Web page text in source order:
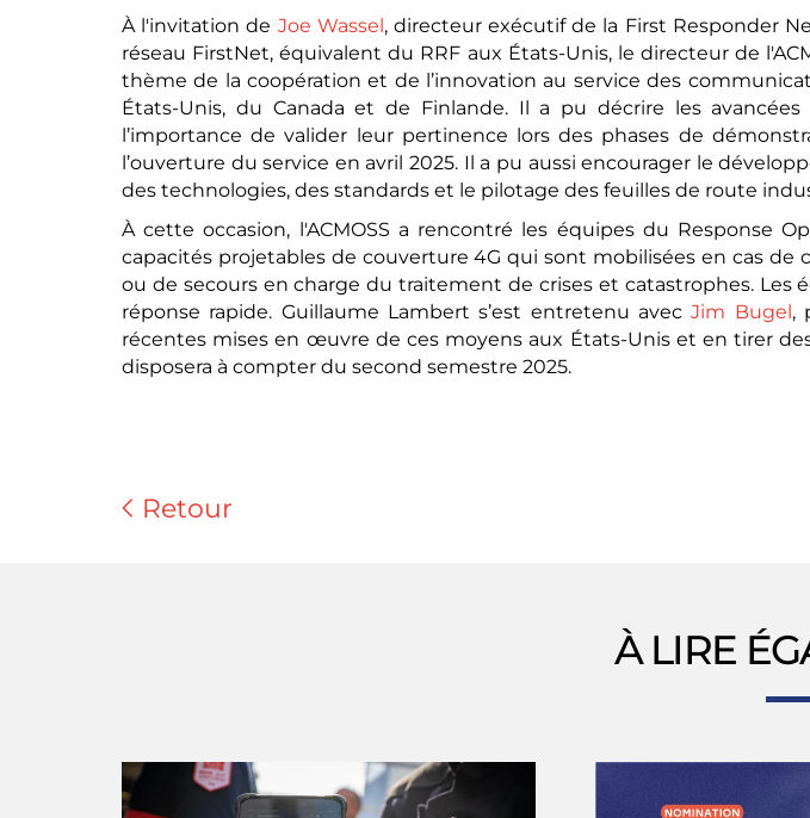
À l'invitation de Joe Wassel , directeur exécutif de la First Responder
réseau FirstNet, équivalent du RRF aux États-Unis, le directeur de
thème de la coopération et de l’innovation au service des
États-Unis, du Canada et de Finlande. Il a pu décrire les
l’importance de valider leur pertinence lors des phases de
l’ouverture du service en avril 2025. Il a pu aussi encourager le
des technologies, des standards et le pilotage des feuilles de route
À cette occasion, l'ACMOSS a rencontré les équipes du Response
capacités projetables de couverture 4G qui sont mobilisées en cas
ou de secours en charge du traitement de crises et catastrophes.
réponse rapide. Guillaume Lambert s’est entretenu avecJim Bugel ,
récentes mises en œuvre de ces moyens aux États-Unis et en tirer
disposera à compter du second semestre 2025.
Retour
À LIRE